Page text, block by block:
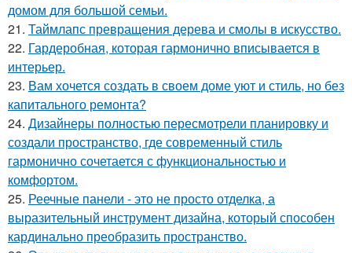
домом для большой семьи.
21. Таймлапс превращения дерева и смолы в искусство.
22. Гардеробная, которая гармонично вписывается в
интерьер.
23. Вам хочется создать в своем доме уют и стиль, но без
капитального ремонта?
24. Дизайнеры полностью пересмотрели планировку и
создали пространство, где современный стиль
гармонично сочетается с функциональностью и
комфортом.
25. Реечные панели - это не просто отделка, а
выразительный инструмент дизайна, который способен
кардинально преобразить пространство.